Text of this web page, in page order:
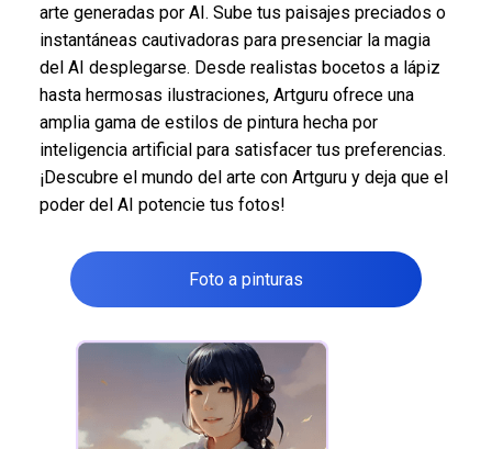
arte generadas por AI. Sube tus paisajes preciados o
instantáneas cautivadoras para presenciar la magia
del AI desplegarse. Desde realistas bocetos a lápiz
hasta hermosas ilustraciones, Artguru ofrece una
amplia gama de estilos de pintura hecha por
inteligencia artificial para satisfacer tus preferencias.
¡Descubre el mundo del arte con Artguru y deja que el
poder del AI potencie tus fotos!
Foto a pinturas